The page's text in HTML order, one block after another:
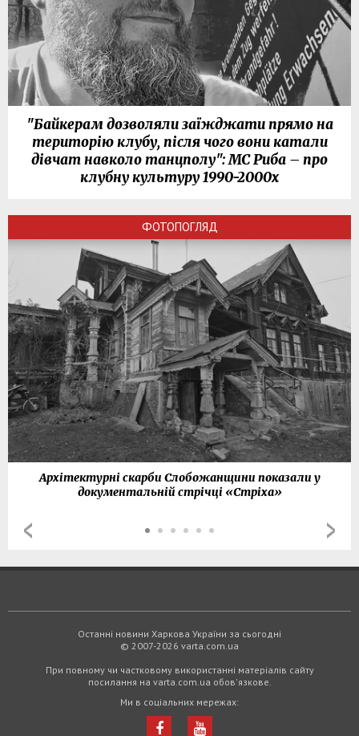
"Байкерам дозволяли заїжджати прямо на
територію клубу, після чого вони катали
дівчат навколо танцполу": МС Риба – про
клубну культуру 1990-2000х
ФОТОПОГЛЯД
Архітектурні скарби Слобожанщини показали у
документальній стрічці «Стріха»
Останні новини Харкова України за сьогодні
© 2007-2026 varta.com.ua
При повному чи частковому використанні матеріалів сайту
посилання на varta.com.ua обов'язкове.
Ми в соціальних мережах: